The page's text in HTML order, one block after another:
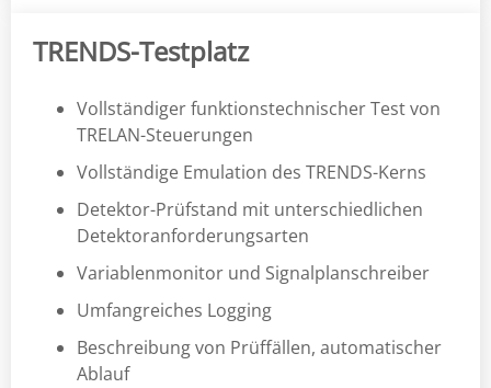
TRENDS-Testplatz
Vollständiger funktionstechnischer Test von
TRELAN-Steuerungen
Vollständige Emulation des TRENDS-Kerns
Detektor-Prüfstand mit unterschiedlichen
Detektoranforderungsarten
Variablenmonitor und Signalplanschreiber
Umfangreiches Logging
Beschreibung von Prüffällen, automatischer
Ablauf